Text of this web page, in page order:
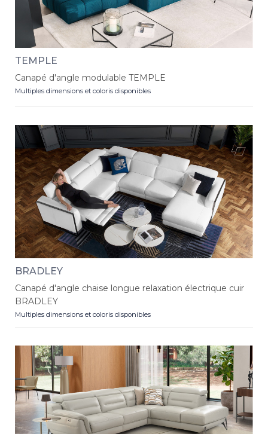
TEMPLE
Canapé d'angle modulable TEMPLE
Multiples dimensions et coloris disponibles
BRADLEY
Canapé d'angle chaise longue relaxation électrique cuir
BRADLEY
Multiples dimensions et coloris disponibles